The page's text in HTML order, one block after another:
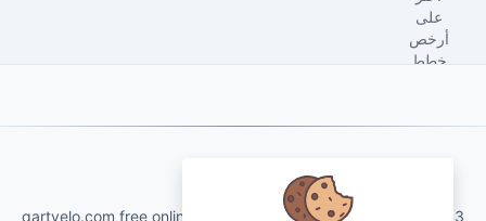
qartvelo.com free online tools and services made by KAKHA13